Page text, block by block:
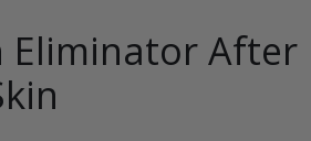
Eliminator After